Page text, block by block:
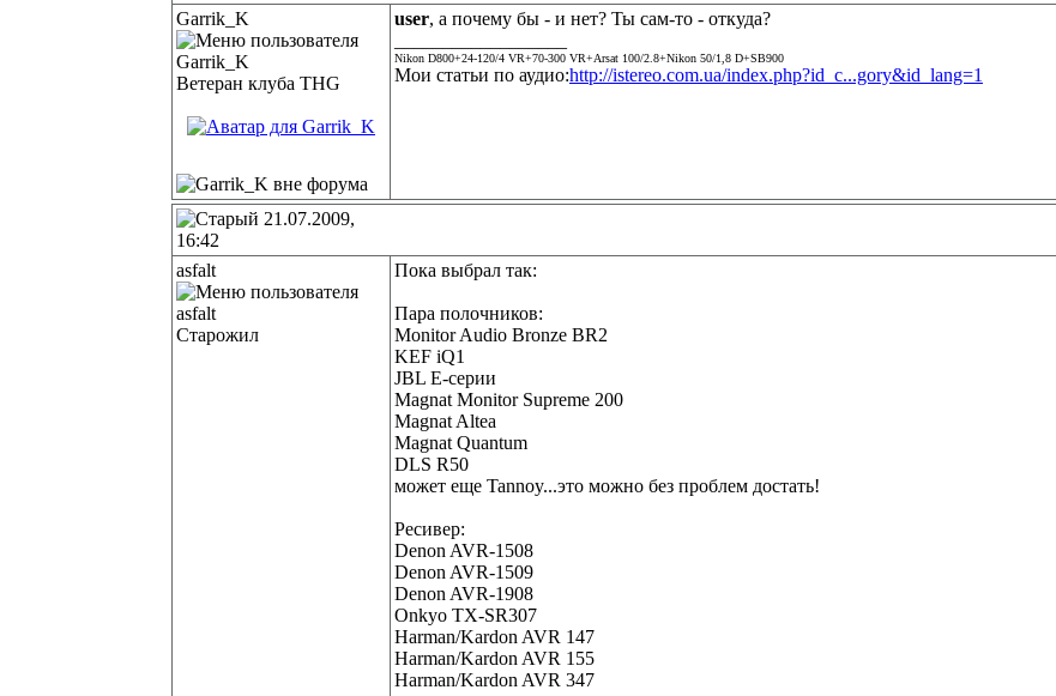
Garrik_K
Ветеран клуба THG
user, а почему бы - и нет? Ты сам-то - откуда?
Nikon D800+24-120/4 VR+70-300 VR+Arsat 100/2.8+Nikon 50/1,8 D+SB900
Мои статьи по аудио:http://istereo.com.ua/index.php?id_c...gory&id_lang=1
21.07.2009,
16:42
asfalt
Старожил
Пока выбрал так:
Пара полочников:
Monitor Audio Bronze BR2
KEF iQ1
JBL E-серии
Magnat Monitor Supreme 200
Magnat Altea
Magnat Quantum
DLS R50
может еще Tannoy...это можно без проблем достать!
Ресивер:
Denon AVR-1508
Denon AVR-1509
Denon AVR-1908
Onkyo TX-SR307
Harman/Kardon AVR 147
Harman/Kardon AVR 155
Harman/Kardon AVR 347